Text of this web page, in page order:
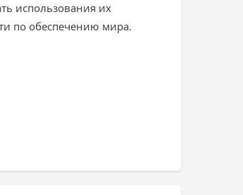
использования их
по обеспечению мира.